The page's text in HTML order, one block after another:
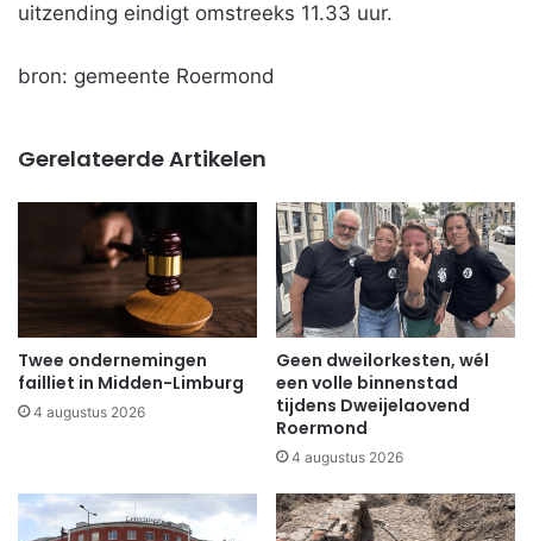
uitzending eindigt omstreeks 11.33 uur.
bron: gemeente Roermond
Gerelateerde Artikelen
Twee ondernemingen
failliet in Midden-Limburg
4 augustus 2026
Geen dweilorkesten, wél
een volle binnenstad
tijdens Dweijelaovend
Roermond
4 augustus 2026